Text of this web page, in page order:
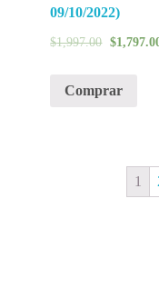
09/10/2022)
$1,997.00 $
Comprar
1